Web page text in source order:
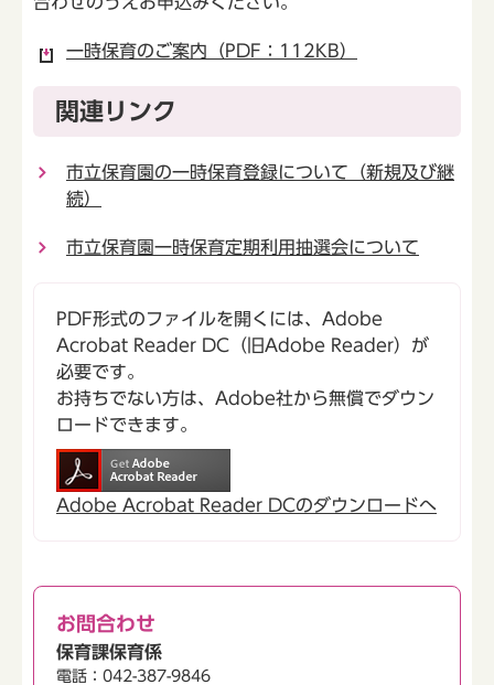
一時保育のご案内（PDF：112KB）
関連リンク
市立保育園の一時保育登録について（新規及び継
続）
市立保育園一時保育定期利用抽選会について
PDF形式のファイルを開くには、Adobe
Acrobat Reader DC（旧Adobe Reader）が
必要です。
お持ちでない方は、Adobe社から無償でダウン
ロードできます。
Adobe Acrobat Reader DCのダウンロードへ
お問合わせ
保育課保育係
電話：042-387-9846